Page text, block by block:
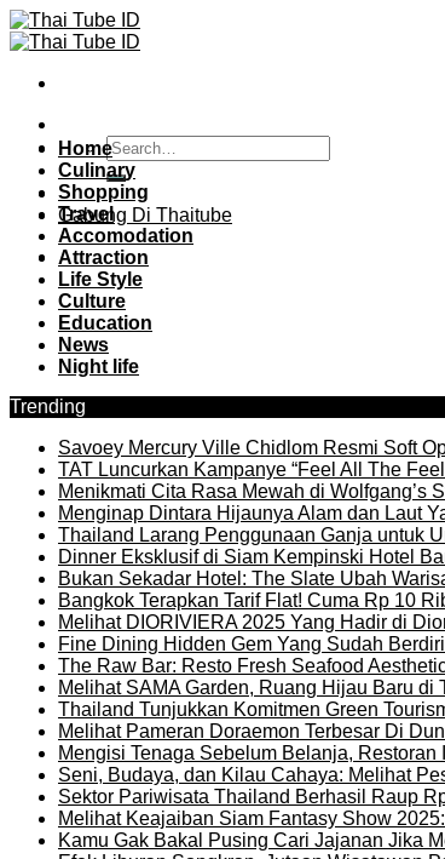
Skip
to
Gabung Di Thaitube
Home
Culinary
Shopping
Travel
Accomodation
Attraction
Life Style
Culture
Education
News
Night life
Trending
Savoey Mercury Ville Chidlom Resmi Soft
TAT Luncurkan Kampanye “Feel All The
Menikmati Cita Rasa Mewah di Wolfgang’s
Menginap Dintara Hijaunya Alam dan Laut
Thailand Larang Penggunaan Ganja untuk
Dinner Eksklusif di Siam Kempinski Hotel
Bukan Sekadar Hotel: The Slate Ubah
Bangkok Terapkan Tarif Flat! Cuma Rp 10
Melihat DIORIVIERA 2025 Yang Hadir di
Fine Dining Hidden Gem Yang Sudah
The Raw Bar: Resto Fresh Seafood
Melihat SAMA Garden, Ruang Hijau Baru di
Thailand Tunjukkan Komitmen Green
Melihat Pameran Doraemon Terbesar Di
Mengisi Tenaga Sebelum Belanja,
Seni, Budaya, dan Kilau Cahaya: Melihat
Sektor Pariwisata Thailand Berhasil Raup
Melihat Keajaiban Siam Fantasy Show
Kamu Gak Bakal Pusing Cari Jajanan Jika